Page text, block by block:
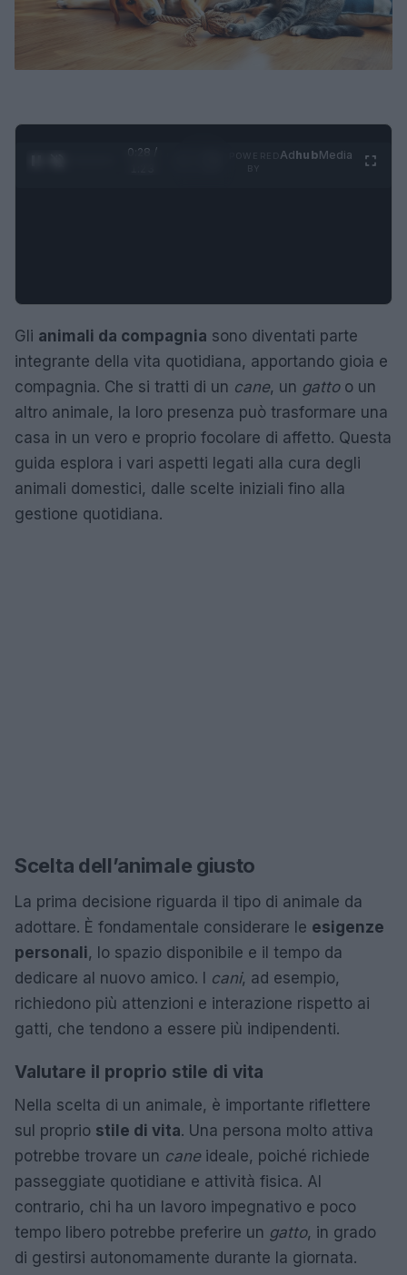
0:29 /
AdhubMedia
Gli animali da compagnia sono diventati parte
integrante della vita quotidiana, apportando gioia e
compagnia. Che si tratti di un cane, un gattoo un
altro animale, la loro presenza può trasformare una
casa in un vero e proprio focolare di affetto. Questa
guida esplora i vari aspetti legati alla cura degli
animali domestici, dalle scelte iniziali fino alla
gestione quotidiana.
Scelta dell’animale giusto
La prima decisione riguarda il tipo di animale da
adottare. È fondamentale considerare le esigenze
personali, lo spazio disponibile e il tempo da
dedicare al nuovo amico. I cani, ad esempio,
richiedono più attenzioni e interazione rispetto ai
gatti, che tendono a essere più indipendenti.
Valutare il proprio stile di vita
Nella scelta di un animale, è importante riflettere
sul proprio stile di vita. Una persona molto attiva
potrebbe trovare un caneideale, poiché richiede
passeggiate quotidiane e attività fisica. Al
contrario, chi ha un lavoro impegnativo e poco
tempo libero potrebbe preferire un gatto, in grado
di gestirsi autonomamente durante la giornata.